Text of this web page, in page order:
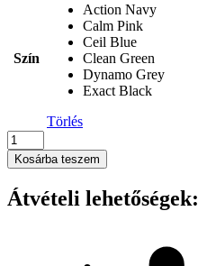
Szín
Action Navy
Calm Pink
Ceil Blue
Clean Green
Dynamo Grey
Exact Black
Törlés
Onna
-
'LIMITLESS'
WOMEN’S
ONNA-
Kosárba teszem
Átvételi lehetőségek: